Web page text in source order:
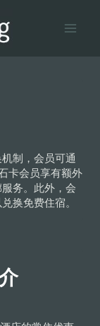
制，会员可通
卡会员享有额外
务。此外，会
换免费住宿。